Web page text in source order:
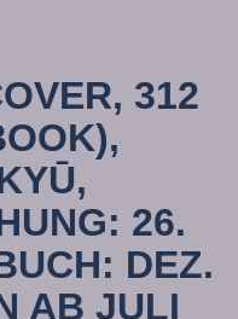
312
26.
DEZ.
AB JULI